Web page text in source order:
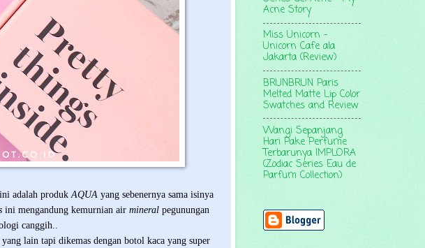
adalah produk AQUA yang sebenernya sama isinya
ini mengandung kemurnian air mineral pegunungan
canggih..
yang lain tapi dikemas dengan botol kaca yang super
Acne Story
Miss Unicorn -
Unicorn Cafe ala
Jakarta (Review)
BRUNBRUN Paris
Melted Matte Lip Color
Swatches and Review
Wangi Sepanjang
Hari Pake Perfume
Terbarunya IMPLORA
(Zodiac Series Eau de
Parfum Collection)